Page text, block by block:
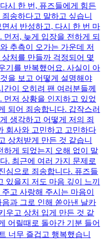
시 한 번, 퓨즈들에게 힘든
송하다고 말하고 싶습니
서 반성하고, 다시 한 번 마
저, 늦게 입장을 전하게 되
추측이 오가는 가운데 저
처를 만들까 걱정되어 몇
기를 반복했어요. 사실이 아
을 보고 어떻게 설명해야
이 오히려 팬 여러분들께
먼저 상황을 인지하고 있었
되어 죄송합니다. 갑작스러
생각하고 어떻게 저의 죄
회사와 고민하고 고민하다
상처받게 만든 것 같습니
하게 되었는지 오해 없이 말
. 최근에 여러 가지 문제로
심으로 죄송합니다. 퓨즈들
있을지 저도 마음 깊이 느끼
고 사랑해 주시는 마음이
과 그로 인해 쏟아낸 날카
우고 상처 입게 만든 것 같
어릴때로 돌아간 기분 들어
너무 즐겁고 행복했습니